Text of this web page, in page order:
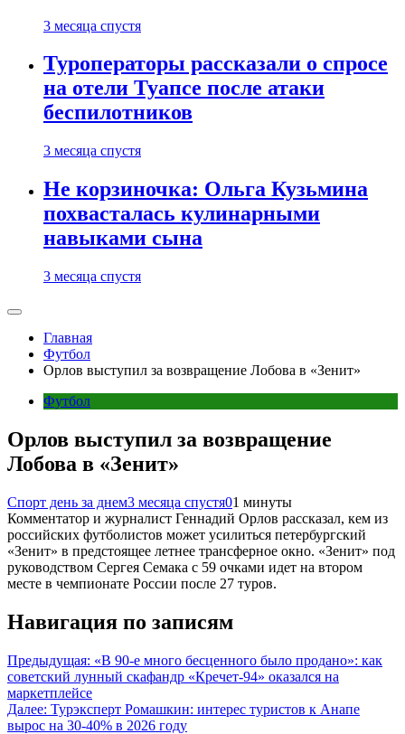
3 месяца спустя
Туроператоры рассказали о спросе
на отели Туапсе после атаки
беспилотников
3 месяца спустя
Не корзиночка: Ольга Кузьмина
похвасталась кулинарными
навыками сына
3 месяца спустя
Главная
Футбол
Орлов выступил за возвращение Лобова в «Зенит»
Футбол
Орлов выступил за возвращение
Лобова в «Зенит»
Спорт день за днем3 месяца спустя01 минуты
Комментатор и журналист Геннадий Орлов рассказал, кем из
российских футболистов может усилиться петербургский
«Зенит» в предстоящее летнее трансферное окно. «Зенит» под
руководством Сергея Семака с 59 очками идет на втором
месте в чемпионате России после 27 туров.
Навигация по записям
Предыдущая: «В 90-е много бесценного было продано»: как
советский лунный скафандр «Кречет-94» оказался на
маркетплейсе
Далее: Турэксперт Ромашкин: интерес туристов к Анапе
вырос на 30-40% в 2026 году